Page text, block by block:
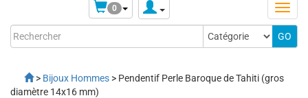
0
> Bijoux Hommes > Pendentif Perle Baroque de Tahiti (gros
diamètre 14x16 mm)